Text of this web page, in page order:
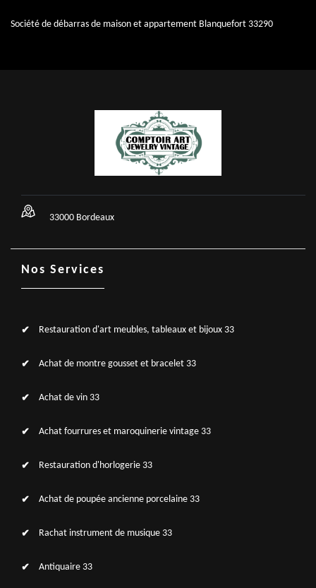
Société de débarras de maison et appartement Blanquefort 33290
33000 Bordeaux
Nos Services
Restauration d'art meubles, tableaux et bijoux 33
Achat de montre gousset et bracelet 33
Achat de vin 33
Achat fourrures et maroquinerie vintage 33
Restauration d'horlogerie 33
Achat de poupée ancienne porcelaine 33
Rachat instrument de musique 33
Antiquaire 33